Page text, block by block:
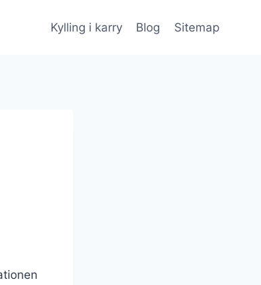
Kylling i karry Blog Sitemap